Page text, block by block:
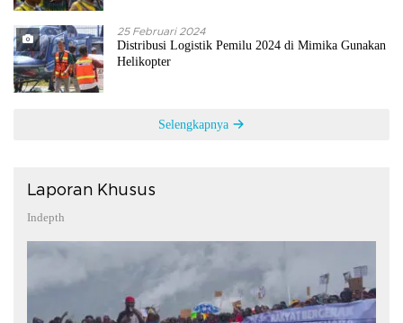
25 Februari 2024
Distribusi Logistik Pemilu 2024 di Mimika Gunakan
Helikopter
Selengkapnya
Laporan Khusus
Indepth